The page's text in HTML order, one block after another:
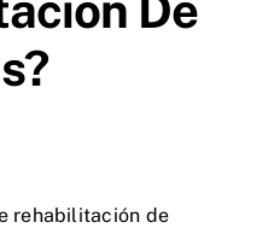
rehabilitación de